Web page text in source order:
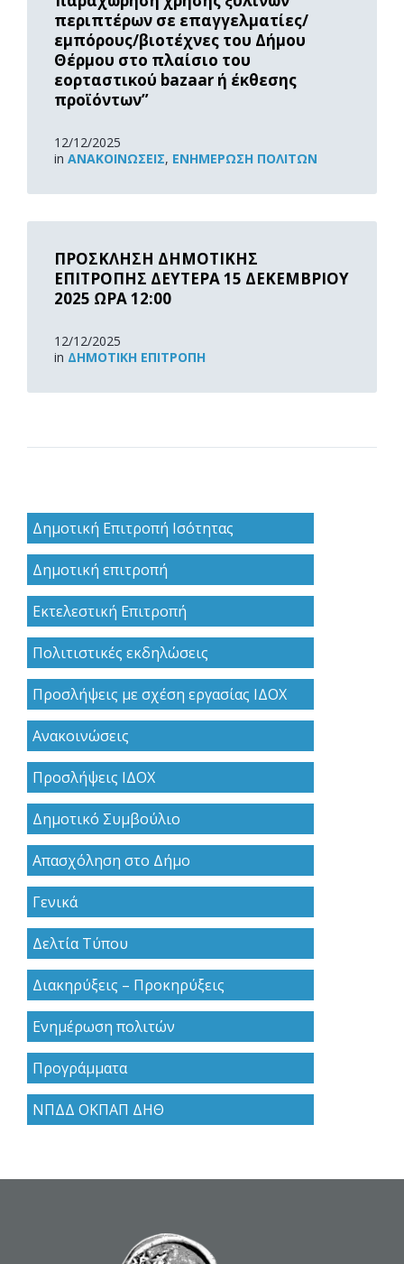
περιπτέρων σε επαγγελματίες/
εμπόρους/βιοτέχνες του Δήμου
Θέρμου στο πλαίσιο του
εορταστικού bazaar ή έκθεσης
προϊόντων”
12/12/2025
in ΑΝΑΚOΙΝΏΣΕΙΣ, ΕΝΗΜΈΡΩΣΗ ΠΟΛΙΤΏΝ
ΠΡΟΣΚΛΗΣΗ ΔΗΜΟΤΙΚΗΣ
ΕΠΙΤΡΟΠΗΣ ΔΕΥΤΕΡΑ 15 ΔΕΚΕΜΒΡΙΟΥ
2025 ΩΡΑ 12:00
12/12/2025
in ΔΗΜΟΤΙΚΉ ΕΠΙΤΡΟΠΉ
Read
Δημοτική Επιτροπή Ισότητας
Δημοτική επιτροπή
Εκτελεστική Επιτροπή
Πολιτιστικές εκδηλώσεις
Προσλήψεις με σχέση εργασίας ΙΔΟΧ
Ανακoινώσεις
Προσλήψεις ΙΔΟΧ
Δημοτικό Συμβούλιο
Απασχόληση στο Δήμο
Γενικά
Δελτία Τύπου
Διακηρύξεις – Προκηρύξεις
Ενημέρωση πολιτών
Προγράμματα
ΝΠΔΔ ΟΚΠΑΠ ΔΗΘ